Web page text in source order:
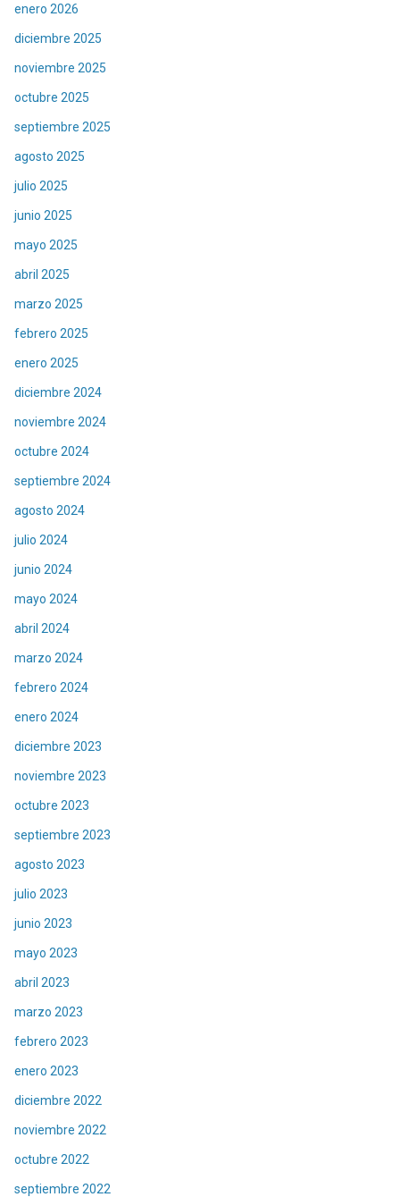
enero 2026
diciembre 2025
noviembre 2025
octubre 2025
septiembre 2025
agosto 2025
julio 2025
junio 2025
mayo 2025
abril 2025
marzo 2025
febrero 2025
enero 2025
diciembre 2024
noviembre 2024
octubre 2024
septiembre 2024
agosto 2024
julio 2024
junio 2024
mayo 2024
abril 2024
marzo 2024
febrero 2024
enero 2024
diciembre 2023
noviembre 2023
octubre 2023
septiembre 2023
agosto 2023
julio 2023
junio 2023
mayo 2023
abril 2023
marzo 2023
febrero 2023
enero 2023
diciembre 2022
noviembre 2022
octubre 2022
septiembre 2022